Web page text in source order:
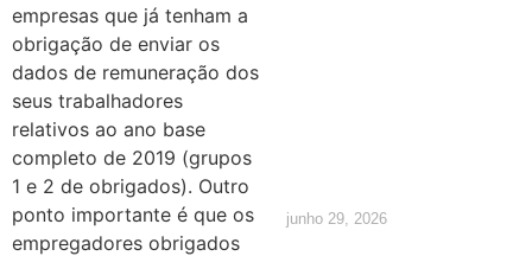
empresas que já tenham a
obrigação de enviar os
dados de remuneração dos
seus trabalhadores
relativos ao ano base
completo de 2019 (grupos
1 e 2 de obrigados). Outro
ponto importante é que os
empregadores obrigados
junho 29, 2026